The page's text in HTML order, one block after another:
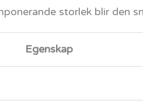
storlek blir den
Egenskap